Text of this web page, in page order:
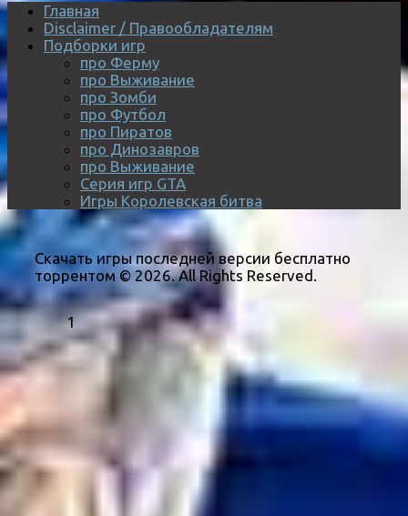
Главная
Disclaimer / Правообладателям
Подборки игр
про Ферму
про Выживание
про Зомби
про Футбол
про Пиратов
про Динозавров
про Выживание
Серия игр GTA
Игры Королевская битва
Скачать игры последней версии бесплатно
торрентом © 2026. All Rights Reserved.
1